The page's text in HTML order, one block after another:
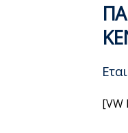
[VW